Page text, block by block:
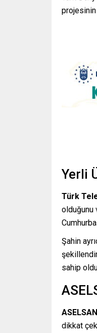
projesinin
Yerli
Türk
olduğunu
Şahin
sahip
dikkat